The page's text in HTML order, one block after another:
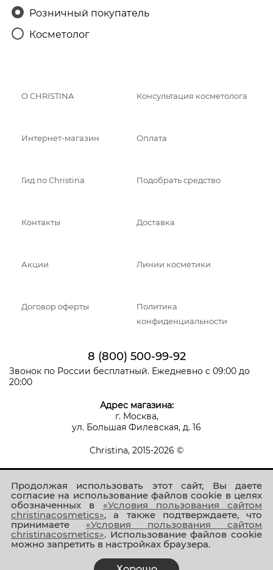
Продолжая использовать этот сайт, Вы даете
согласие на использование файлов cookie в целях
обозначенных в «Условия пользования сайтом
christinacosmetics», а также подтверждаете, что
принимаете «Условия пользования сайтом
christinacosmetics». Использование файлов cookie
можно запретить в настройках браузера.
Розничный покупатель
Косметолог
О CHRISTINA Консультация косметолога
Интернет-магазин Оплата
Гид по Christina Подобрать средство
Контакты Доставка
Акции Линии косметики
Договор оферты
Политика
конфиденциальности
8 (800) 500-99-92
Звонок по России бесплатный. Ежедневно с 09:00 до
20:00
Адрес магазина:
г. Москва,
ул. Большая Филевская, д. 16
Christina, 2015-2026 ©
Присоединяйтесь к нам!